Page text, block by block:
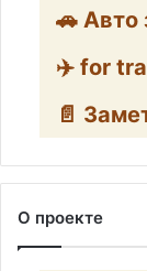
🚗 Авто
✈️ for
📄
О проекте